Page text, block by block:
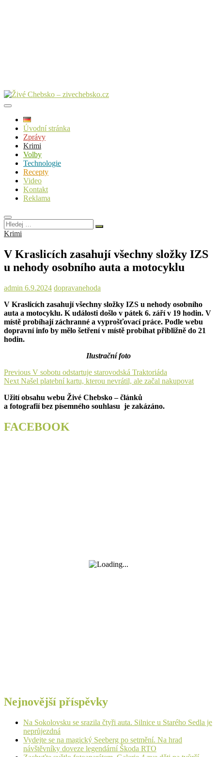
Úvodní stránka
Zprávy
Krimi
Volby
Technologie
Recepty
Video
Kontakt
Reklama
Hledej
…
Krimi
V Kraslicích zasahují všechny složky IZS
u nehody osobního auta a motocyklu
admin 6.9.2024 dopravanehoda
V Kraslicích zasahují všechny složky IZS u nehody osobního
auta a motocyklu. K události došlo v pátek 6. září v 19 hodin. V
místě probíhají záchranné a vyprošťovací práce. Podle webu
dopravní info by mělo šetření v místě probíhat přibližně do 21
hodin.
Ilustrační foto
Navigace
pro
příspěvek
Previous Previous
post:
V sobotu odstartuje starovodská Traktoriáda
Next Next
Našel platební kartu, kterou nevrátil, ale začal nakupovat
Užití obsahu webu Živé Chebsko – článků
a fotografií bez písemného souhlasu je zakázáno.
FACEBOOK
Nejnovější příspěvky
Na Sokolovsku se srazila čtyři auta. Silnice u Starého Sedla je
neprůjezdná
Vydejte se na magický Seeberg po setmění. Na hrad
návštěvníky doveze legendární Škoda RTO